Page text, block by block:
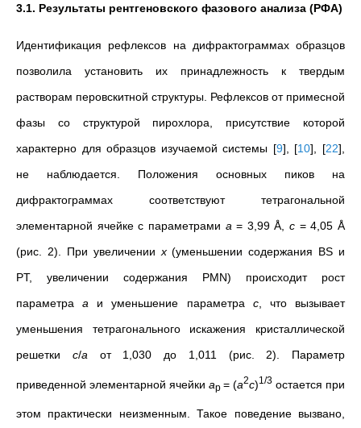
3.1. Результаты рентгеновского фазового анализа (РФА)
Идентификация рефлексов на дифрактограммах образцов
позволила установить их принадлежность к твердым
растворам перовскитной структуры. Рефлексов от примесной
фазы со структурой пирохлора, присутствие которой
характерно для образцов изучаемой системы [9] [10] [22]
не наблюдается. Положения основных пиков на
дифрактограммах соответствуют тетрагональной
элементарной ячейке с параметрами a= 3,99 Å,c = 4,05 Å
(рис. 2). При увеличении x(уменьшении содержания BS и
PT, увеличении содержания PMN) происходит рост
параметраa и уменьшение параметра c, что вызывает
уменьшения тетрагонального искажения кристаллической
решетки c/a от 1,030 до 1,011 (рис. 2). Параметр
приведенной элементарной ячейки ap = (a2c)1/3 остается при
этом практически неизменным. Такое поведение вызвано,